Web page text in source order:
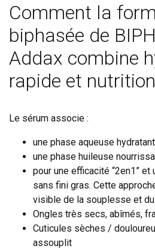
Comment la
biphasée de
Addax combine
rapide et
Le sérum associe :
une phase aqueuse
une phase huileuse
pour une efficacité “2en1”
sans fini gras. Cette
visible de la souplesse et
Ongles très secs, abîmés,
Cuticules sèches /
assouplit